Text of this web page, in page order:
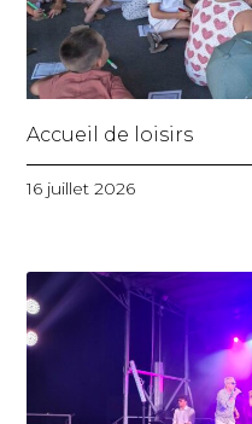
Accueil de loisirs
16 juillet 2026